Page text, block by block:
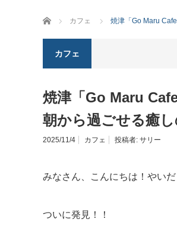
ホーム カフェ 焼津「Go Maru
カフェ
焼津「Go Maru
朝から過ごせる癒
2025/11/4 カフェ 投稿者: サリー
みなさん、こんにちは！やい
ついに発見！！